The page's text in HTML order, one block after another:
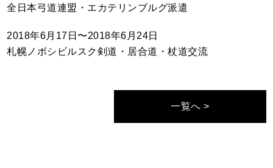
全日本弓道連盟・エカテリンブルグ派遣
2018年6月17日〜2018年6月24日
札幌ノボシビルスク剣道・居合道・杖道交流
一覧へ >